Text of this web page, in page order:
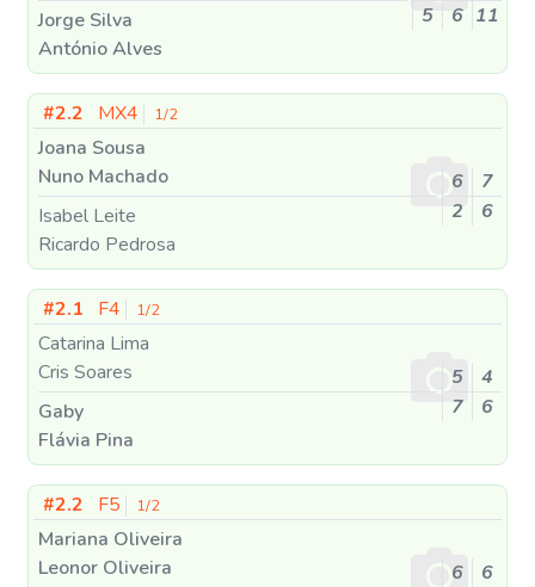
Jorge Silva
António Alves
5
6 11
#2.2 MX4 1/2
Joana Sousa
Nuno Machado
Isabel Leite
Ricardo Pedrosa
6
7
2
6
#2.1 F4 1/2
Catarina Lima
Cris Soares
Gaby
Flávia Pina
5
4
7
6
#2.2 F5 1/2
Mariana Oliveira
Leonor Oliveira
6
6